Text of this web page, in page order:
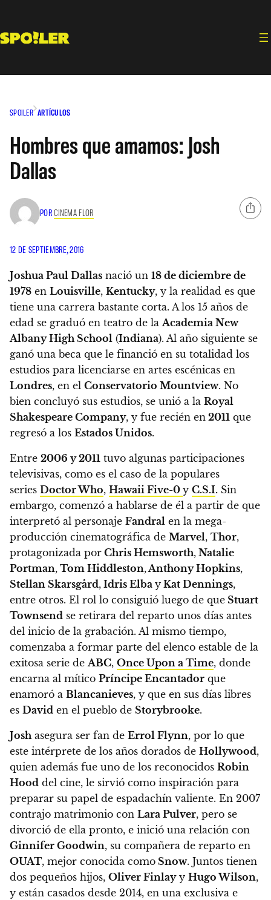
contenido
SPOILER ARTÍCULOS
Hombres que amamos: Josh
Dallas
PORCINEMA FLOR
12 DE SEPTIEMBRE, 2016
Joshua Paul Dallas nació un 18 de diciembre de
1978 en Louisville, Kentucky, y la realidad es que
tiene una carrera bastante corta. A los 15 años de
edad se graduó en teatro de laAcademia New
Albany High School (Indiana). Al año siguiente se
ganó una beca que le financió en su totalidad los
estudios para licenciarse en artes escénicas en
Londres, en el Conservatorio Mountview. No
bien concluyó sus estudios, se unió a la Royal
Shakespeare Company, y fue recién en 2011 que
regresó a los Estados Unidos.
Entre 2006 y 2011 tuvo algunas participaciones
televisivas, como es el caso de la populares
series Doctor Who, Hawaii Five-0 y C.S.I. Sin
embargo, comenzó a hablarse de él a partir de que
interpretó al personaje Fandral en la mega-
producción cinematográfica de Marvel, Thor,
protagonizada por Chris Hemsworth, Natalie
Portman, Tom Hiddleston,Anthony Hopkins,
Stellan Skarsgård, Idris Elba y Kat Dennings,
entre otros. El rol lo consiguió luego de que Stuart
Townsend se retirara del reparto unos días antes
del inicio de la grabación. Al mismo tiempo,
comenzaba a formar parte del elenco estable de la
exitosa serie deABC, Once Upon a Time, donde
encarna al mítico Príncipe Encantador que
enamoró a Blancanieves, y que en sus días libres
es David en el pueblo de Storybrooke.
Joshasegura ser fan de Errol Flynn, por lo que
este intérprete de los años dorados de Hollywood,
quien además fue uno de los reconocidos Robin
Hood del cine, le sirvió como inspiración para
preparar su papel de espadachín valiente. En 2007
contrajo matrimonio con Lara Pulver, pero se
divorció de ella pronto, e inició una relación con
Ginnifer Goodwin, su compañera de reparto en
OUAT, mejor conocida como Snow. Juntos tienen
dos pequeños hijos, Oliver Finlayy Hugo Wilson,
y están casados desde 2014, en una exclusiva e